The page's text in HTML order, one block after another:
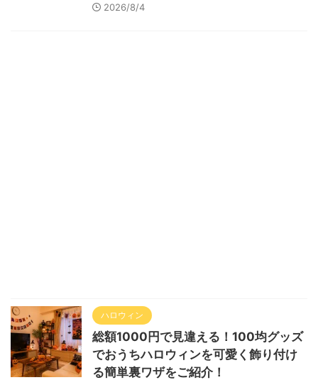
2026/8/4
ハロウィン
総額1000円で見違える！100均グッズ
でおうちハロウィンを可愛く飾り付け
る簡単裏ワザをご紹介！